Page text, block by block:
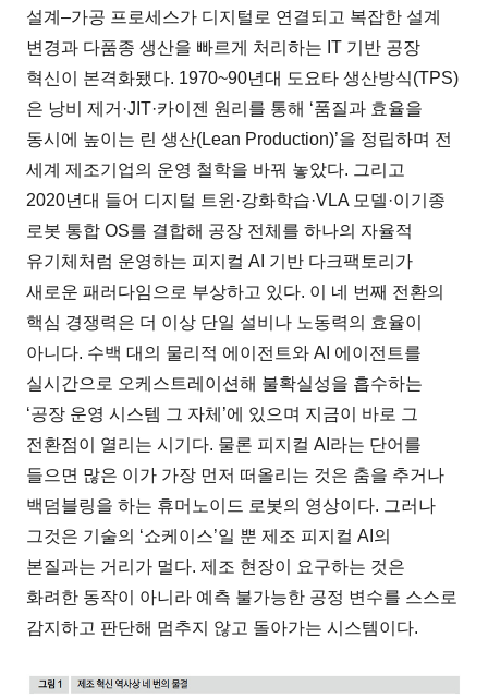
설계–가공 프로세스가 디지털로 연결되고 복잡한 설계
변경과 다품종 생산을 빠르게 처리하는 IT 기반 공장
혁신이 본격화됐다. 1970~90년대 도요타 생산방식(TPS)
은 낭비 제거·JIT·카이젠 원리를 통해 ‘품질과 효율을
동시에 높이는 린 생산(Lean Production)’을 정립하며 전
세계 제조기업의 운영 철학을 바꿔 놓았다. 그리고
2020년대 들어 디지털 트윈·강화학습·VLA 모델·이기종
로봇 통합 OS를 결합해 공장 전체를 하나의 자율적
유기체처럼 운영하는 피지컬 AI 기반 다크팩토리가
새로운 패러다임으로 부상하고 있다. 이 네 번째 전환의
핵심 경쟁력은 더 이상 단일 설비나 노동력의 효율이
아니다. 수백 대의 물리적 에이전트와 AI 에이전트를
실시간으로 오케스트레이션해 불확실성을 흡수하는
‘공장 운영 시스템 그 자체’에 있으며 지금이 바로 그
전환점이 열리는 시기다. 물론 피지컬 AI라는 단어를
들으면 많은 이가 가장 먼저 떠올리는 것은 춤을 추거나
백덤블링을 하는 휴머노이드 로봇의 영상이다. 그러나
그것은 기술의 ‘쇼케이스’일 뿐 제조 피지컬 AI의
본질과는 거리가 멀다. 제조 현장이 요구하는 것은
화려한 동작이 아니라 예측 불가능한 공정 변수를 스스로
감지하고 판단해 멈추지 않고 돌아가는 시스템이다.